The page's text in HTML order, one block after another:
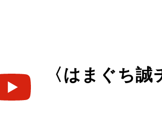
〈はまぐち